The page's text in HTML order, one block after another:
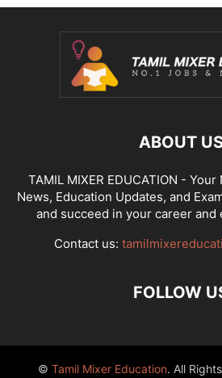
ABOUT
TAMIL MIXER EDUCATION -
News, Education Updates, and
and succeed in your career and
Contact us:
FOLLOW
© Tamil Mixer Education. All